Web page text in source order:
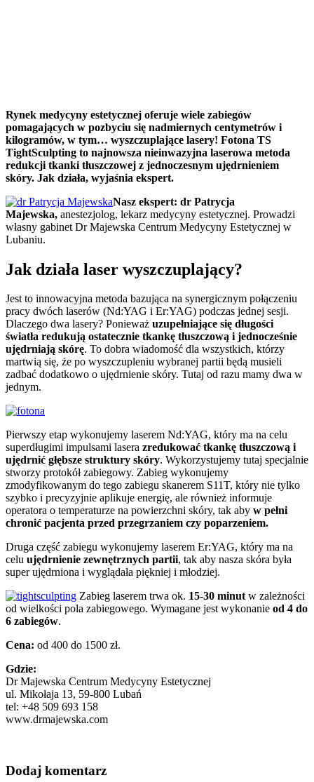
Rynek medycyny estetycznej oferuje wiele zabiegów
pomagających w pozbyciu się nadmiernych centymetrów i
kilogramów, w tym… wyszczuplające lasery! Fotona TS
TightSculpting to najnowsza nieinwazyjna laserowa metoda
redukcji tkanki tłuszczowej z jednoczesnym ujędrnieniem
skóry. Jak działa, wyjaśnia ekspert.
Nasz ekspert: dr Patrycja
Majewska, anestezjolog, lekarz medycyny estetycznej. Prowadzi
własny gabinet Dr Majewska Centrum Medycyny Estetycznej w
Lubaniu.
Jak działa laser wyszczuplający?
Jest to innowacyjna metoda bazująca na synergicznym połączeniu
pracy dwóch laserów (Nd:YAG i Er:YAG) podczas jednej sesji.
Dlaczego dwa lasery? Ponieważ uzupełniające się długości
światła redukują ostatecznie tkankę tłuszczową i jednocześnie
ujędrniają skórę. To dobra wiadomość dla wszystkich, którzy
martwią się, że po wyszczupleniu wybranej partii będą musieli
zadbać dodatkowo o ujędrnienie skóry. Tutaj od razu mamy dwa w
jednym.
Pierwszy etap wykonujemy laserem Nd:YAG, który ma na celu
superdługimi impulsami lasera zredukować tkankę tłuszczową i
ujędrnić głębsze struktury skóry. Wykorzystujemy tutaj specjalnie
stworzy protokół zabiegowy. Zabieg wykonujemy
zmodyfikowanym do tego zabiegu skanerem S11T, który nie tylko
szybko i precyzyjnie aplikuje energię, ale również informuje
operatora o temperaturze na powierzchni skóry, tak aby w pełni
chronić pacjenta przed przegrzaniem czy poparzeniem.
Druga część zabiegu wykonujemy laserem Er:YAG, który ma na
celu ujędrnienie zewnętrznych partii, tak aby nasza skóra była
super ujędrniona i wyglądała piękniej i młodziej.
Zabieg laserem trwa ok. 15-30 minutw zależności
od wielkości pola zabiegowego. Wymagane jest wykonanie od 4 do
6 zabiegów.
Cena: od 400 do 1500 zł.
Gdzie:
Dr Majewska Centrum Medycyny Estetycznej
ul. Mikołaja 13, 59-800 Lubań
tel: +48 509 693 158
www.drmajewska.com
Dodaj komentarz